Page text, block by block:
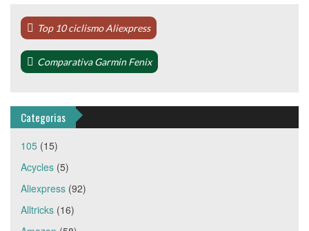
Top 10 ciclismo Aliexpress
Comparativa Garmin Fenix
Categorias
105 (15)
Acycles (5)
Aliexpress (92)
Alltricks (16)